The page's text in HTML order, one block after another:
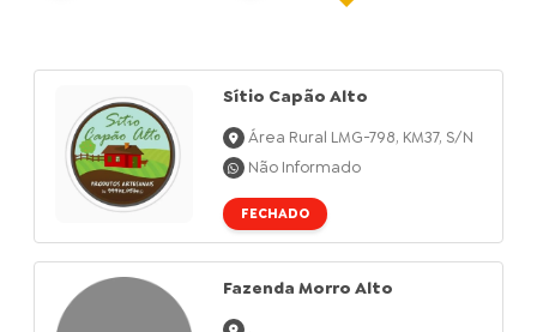
Sítio Capão Alto
Área Rural LMG-798, KM37, S/n
Não Informado
FECHADO
Fazenda Morro Alto